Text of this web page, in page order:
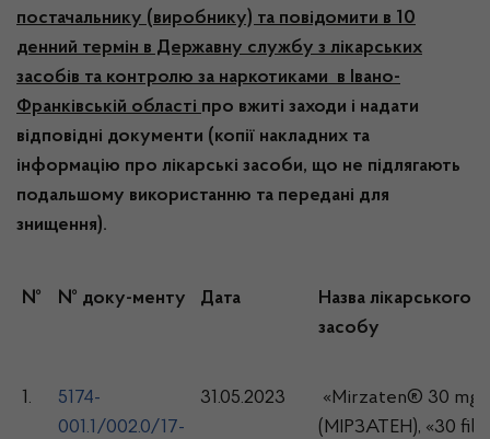
постачальнику (виробнику) та повідомити в 10
денний термін в Державну службу з лікарських
засобів та контролю за наркотиками в Івано-
Франківській області про вжиті заходи і надати
відповідні документи (копії накладних та
інформацію про лікарські засоби, що не підлягають
подальшому використанню та передані для
знищення).
№ № доку-менту Дата
Назва лікарського
засобу
1.
5174-
001.1/002.0/17-
31.05.2023
«Mirzaten® 30 mg»
(МІРЗАТЕН), «30